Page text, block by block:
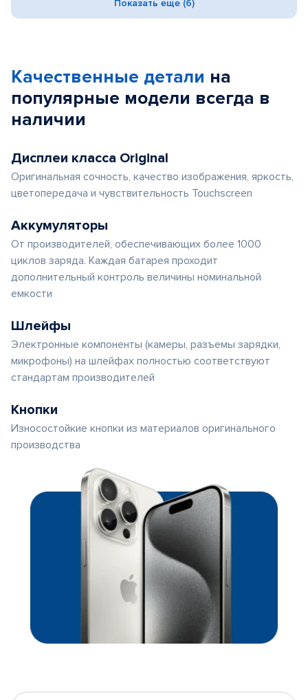
Показать еще (6)
Качественные детали на
популярные модели всегда в
наличии
Дисплеи класса Original
Оригинальная сочность, качество изображения, яркость,
цветопередача и чувствительность Touchscreen
Аккумуляторы
От производителей, обеспечивающих более 1000
циклов заряда. Каждая батарея проходит
дополнительный контроль величины номинальной
емкости
Шлейфы
Электронные компоненты (камеры, разъемы зарядки,
микрофоны) на шлейфах полностью соответствуют
стандартам производителей
Кнопки
Износостойкие кнопки из материалов оригинального
производства